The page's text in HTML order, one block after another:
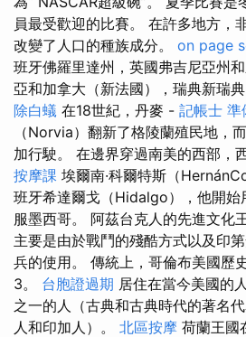
員最受歡迎的比賽。 在許多地方，
改變了人口的種族成分。 on page
班牙佛羅里達州，英國弗吉尼亞州
亞和加拿大（新法國），瑞典新瑞典
除白蟻 在18世紀，丹麥 - 記帳士
（Norvia）翻新了格陵蘭殖民地，
加行駛。 在邊界穿過南美的西部，
按摩課 埃爾南·科爾特斯（
班牙希達爾戈（Hidalgo），他開
服墨西哥。 阿茲台克人的先進文化
主要是由於戰鬥的殘酷方式以及印
兵的使用。 傳統上，哥倫布美國歷
3。 台胞證過期 居住在當今美國的
之一的人（古典和古典時代的著名
人和印加人）。 北區按摩 荷蘭王國